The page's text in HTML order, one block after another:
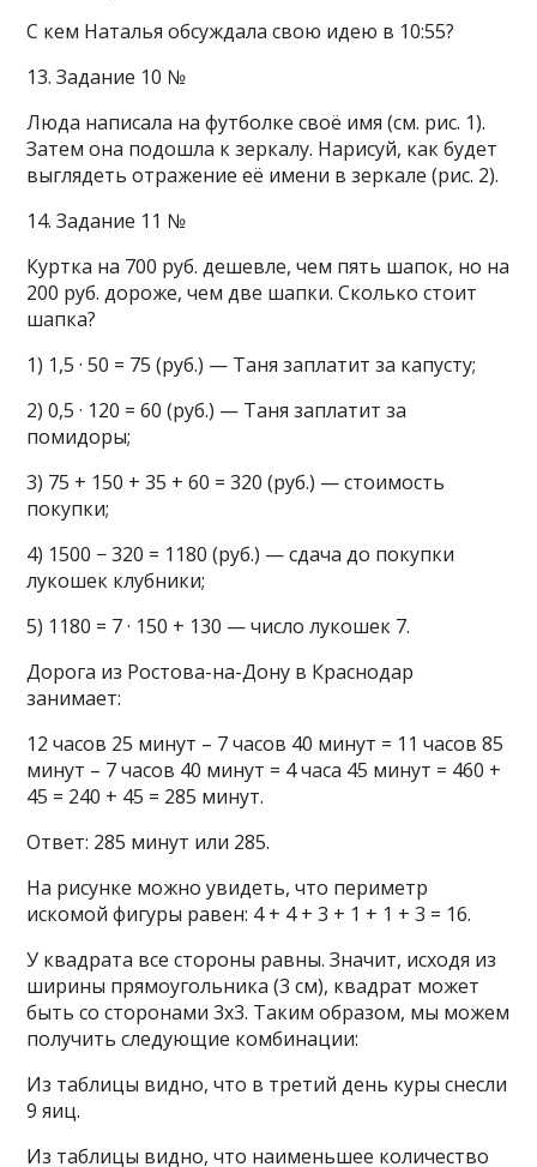
С кем Наталья обсуждала свою идею в 10:55?
13. Задание 10 №
Люда написала на футболке своё имя (см. рис. 1).
Затем она подошла к зеркалу. Нарисуй, как будет
выглядеть отражение её имени в зеркале (рис. 2).
14. Задание 11 №
Куртка на 700 руб. дешевле, чем пять шапок, но на
200 руб. дороже, чем две шапки. Сколько стоит
шапка?
1) 1,5 · 50 = 75 (руб.) — Таня заплатит за капусту;
2) 0,5 · 120 = 60 (руб.) — Таня заплатит за
помидоры;
3) 75 + 150 + 35 + 60 = 320 (руб.) — стоимость
покупки;
4) 1500 − 320 = 1180 (руб.) — сдача до покупки
лукошек клубники;
5) 1180 = 7 · 150 + 130 — число лукошек 7.
Дорога из Ростова-на-Дону в Краснодар
занимает:
12 часов 25 минут – 7 часов 40 минут = 11 часов 85
минут – 7 часов 40 минут = 4 часа 45 минут = 460 +
45 = 240 + 45 = 285 минут.
Ответ: 285 минут или 285.
На рисунке можно увидеть, что периметр
искомой фигуры равен: 4 + 4 + 3 + 1 + 1 + 3 = 16.
У квадрата все стороны равны. Значит, исходя из
ширины прямоугольника (3 см), квадрат может
быть со сторонами 3х3. Таким образом, мы можем
получить следующие комбинации:
Из таблицы видно, что в третий день куры снесли
9 яиц.
Из таблицы видно, что наименьшее количество